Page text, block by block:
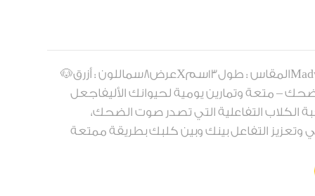
العلامة التجارية : مدور - Madwarالمقاس : طول13سمXعرض8سماللون : أزرق🐶
– متعة وتمارين يومية لحيوانك الأليفاجعل
الكلاب التفاعلية التي تصدر صوت الضحك،
وتعزيز التفاعل بينك وبين كلبك بطريقة ممتعة